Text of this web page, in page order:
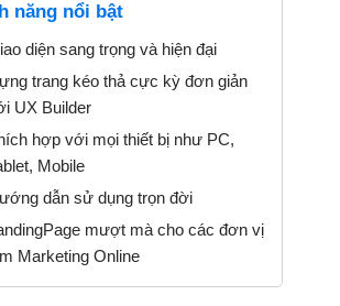
năng nổi bật
diện sang trọng và hiện đại
trang kéo thả cực kỳ đơn giản
UX Builder
hợp với mọi thiết bị như PC,
Mobile
dẫn sử dụng trọn đời
mượt mà cho các đơn vị
Marketing Online